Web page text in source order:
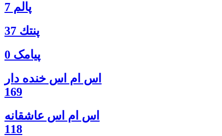
پالم 7
پنتك 37
پیامک 0
اس ام اس خنده دار
169
اس ام اس عاشقانه
118